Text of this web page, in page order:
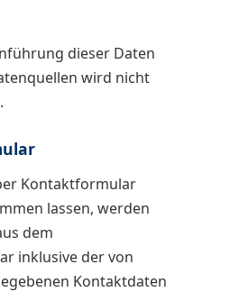
dieser Daten
wird nicht
Kontaktformular
lassen, werden
dem
inklusive der von
Kontaktdaten